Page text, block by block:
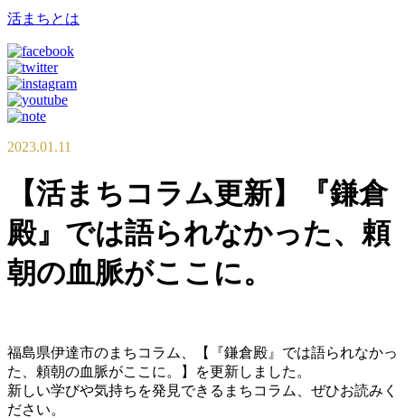
活まちとは
2023.01.11
【活まちコラム更新】『鎌倉
殿』では語られなかった、頼
朝の血脈がここに。
福島県伊達市のまちコラム、【『鎌倉殿』では語られなかっ
た、頼朝の血脈がここに。】を更新しました。
新しい学びや気持ちを発見できるまちコラム、ぜひお読みく
ださい。